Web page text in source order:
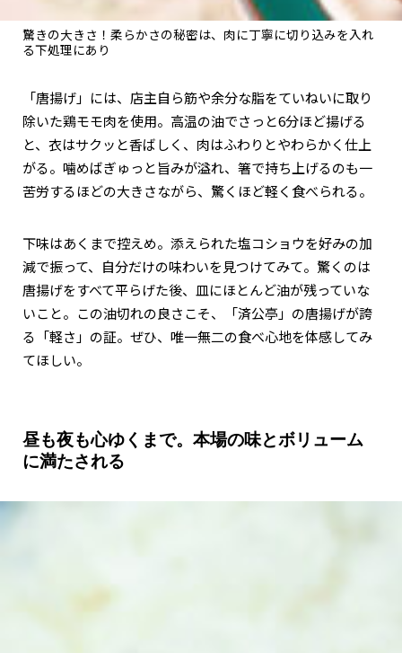
驚きの大きさ！柔らかさの秘密は、肉に丁寧に切り込みを入れ
る下処理にあり
「唐揚げ」には、店主自ら筋や余分な脂をていねいに取り
除いた鶏モモ肉を使用。高温の油でさっと6分ほど揚げる
と、衣はサクッと香ばしく、肉はふわりとやわらかく仕上
がる。噛めばぎゅっと旨みが溢れ、箸で持ち上げるのも一
苦労するほどの大きさながら、驚くほど軽く食べられる。
下味はあくまで控えめ。添えられた塩コショウを好みの加
減で振って、自分だけの味わいを見つけてみて。驚くのは
唐揚げをすべて平らげた後、皿にほとんど油が残っていな
いこと。この油切れの良さこそ、「済公亭」の唐揚げが誇
る「軽さ」の証。ぜひ、唯一無二の食べ心地を体感してみ
てほしい。
昼も夜も心ゆくまで。本場の味とボリューム
に満たされる